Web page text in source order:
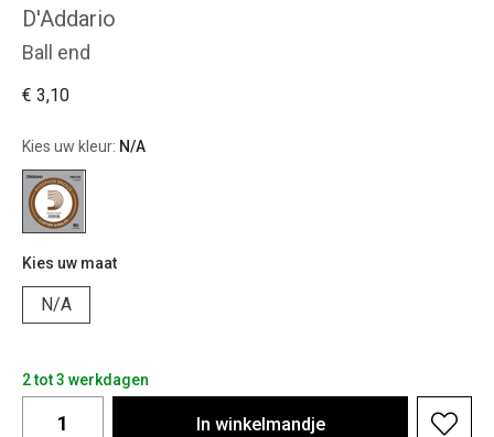
D'Addario
Ball end
€ 3,10
Kies uw kleur: N/A
Kies uw maat
N/A
2 tot 3 werkdagen
In winkelmandje